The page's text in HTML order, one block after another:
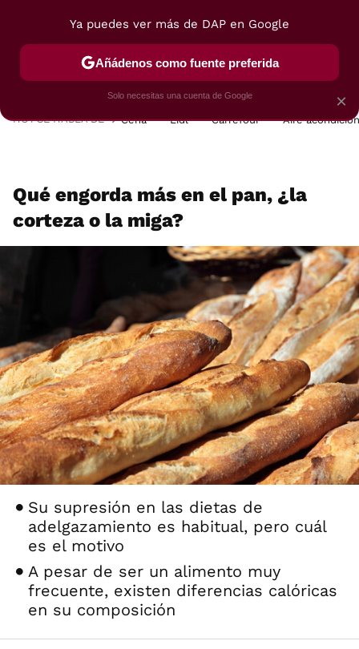
POSTRES VIAJES SELECCIÓN VEGUI
HOY SE HABLA DE Cena Lidl Carrefour Aire
Qué engorda más en el pan, ¿la
corteza o la miga?
Su supresión en las dietas de
adelgazamiento es habitual, pero cuál
es el motivo
A pesar de ser un alimento muy
frecuente, existen diferencias calóricas
en su composición
×
Ya puedes ver más de DAP en Google
Añádenos como fuente preferida
Solo necesitas una cuenta de Google